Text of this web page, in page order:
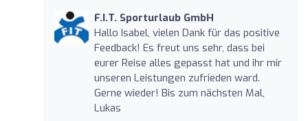
F.I.T. Sporturlaub GmbH
Hallo Isabel, vielen Dank für das positive
Feedback! Es freut uns sehr, dass bei
eurer Reise alles gepasst hat und ihr mir
unseren Leistungen zufrieden ward.
Gerne wieder! Bis zum nächsten Mal,
Lukas